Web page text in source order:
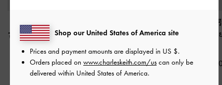
รองเท้าเพนนีโลฟเฟอร์
รุ่น Kaiya-สีดาร์คบราวน์
฿2,390.00
หนังกลับรุ่น Arven-สี
฿2,590.00
รองเท้าส้นเตา
พราดิลล์ดีเทลล
฿2,790.00
Shop our United States of America site
Prices and payment amounts are displayed in US $.
Orders placed on www.charleskeith.com/us can only be
delivered within United States of America.